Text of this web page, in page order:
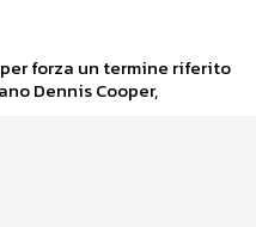
forza un termine riferito
Dennis Cooper,